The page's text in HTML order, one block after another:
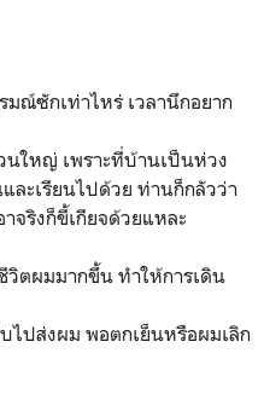
ณ์ซักเท่าไหร่ เวลานึกอยาก
นใหญ่ เพราะที่บ้านเป็นห่วง
ละเรียนไปด้วย ท่านก็กลัวว่า
จริงก็ขี้เกียจด้วยแหละ
ตผมมากขึ้น ทำให้การเดิน
ไปส่งผม พอตกเย็นหรือผมเลิก